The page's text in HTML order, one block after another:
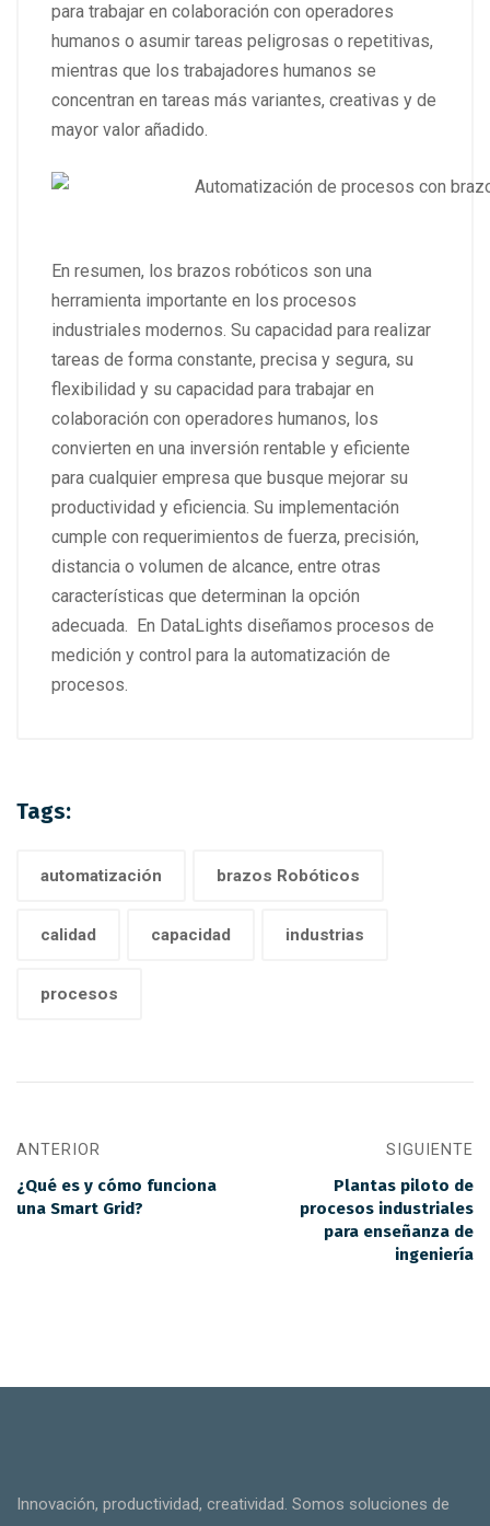
para trabajar en colaboración con operadores
humanos o asumir tareas peligrosas o repetitivas,
mientras que los trabajadores humanos se
concentran en tareas más variantes, creativas y de
mayor valor añadido.
En resumen, los brazos robóticos son una
herramienta importante en los procesos
industriales modernos. Su capacidad para realizar
tareas de forma constante, precisa y segura, su
flexibilidad y su capacidad para trabajar en
colaboración con operadores humanos, los
convierten en una inversión rentable y eficiente
para cualquier empresa que busque mejorar su
productividad y eficiencia. Su implementación
cumple con requerimientos de fuerza, precisión,
distancia o volumen de alcance, entre otras
características que determinan la opción
adecuada. En DataLights diseñamos procesos de
medición y control para la automatización de
procesos.
Tags:
automatización brazos Robóticos
calidad capacidad industrias
procesos
ANTERIOR
¿Qué es y cómo funciona
una Smart Grid?
SIGUIENTE
Plantas piloto de
procesos industriales
para enseñanza de
ingeniería
Innovación, productividad, creatividad. Somos soluciones de